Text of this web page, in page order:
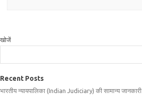
खोजें
Recent Posts
भारतीय न्यायपालिका (Indian Judiciary) की सामान्य जानकारी